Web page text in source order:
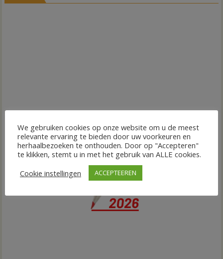
We gebruiken cookies op onze website om u de meest
relevante ervaring te bieden door uw voorkeuren en
herhaalbezoeken te onthouden. Door op "Accepteren"
te klikken, stemt u in met het gebruik van ALLE cookies.
Cookie instellingen
ACCEPTEEREN